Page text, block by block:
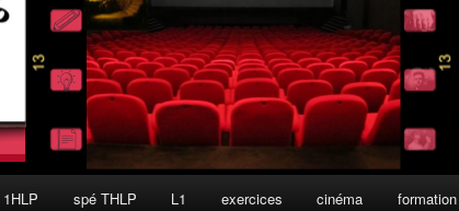
spé THLP L1 exercices cinéma formation